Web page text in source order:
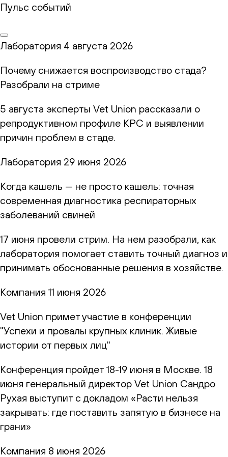
Пульс событий
Лаборатория 4 августа 2026
Почему снижается воспроизводство стада?
Разобрали на стриме
5 августа эксперты Vet Union рассказали о
репродуктивном профиле КРС и выявлении
причин проблем в стаде.
Лаборатория 29 июня 2026
Когда кашель — не просто кашель: точная
современная диагностика респираторных
заболеваний свиней
17 июня провели стрим. На нем разобрали, как
лаборатория помогает ставить точный диагноз и
принимать обоснованные решения в хозяйстве.
Компания 11 июня 2026
Vet Union примет участие в конференции
"Успехи и провалы крупных клиник. Живые
истории от первых лиц"
Конференция пройдет 18-19 июня в Москве. 18
июня генеральный директор Vet Union Сандро
Рухая выступит с докладом «Расти нельзя
закрывать: где поставить запятую в бизнесе на
грани»
Компания 8 июня 2026